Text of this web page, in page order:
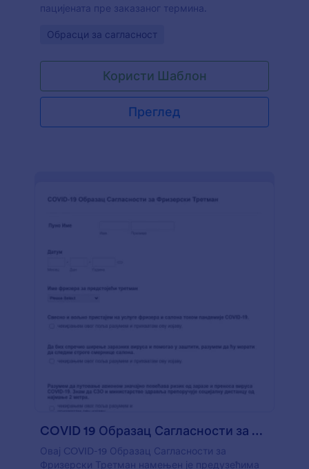
пацијената пре заказаног термина.
Go to Category:
Обрасци за сагласност
Користи Шаблон
Преглед
COVID 19 Образац Сагласности за Фризерски Третман
Овај COVID-19 Образац Сагласности за
Фризерски Третман намењен је предузећима